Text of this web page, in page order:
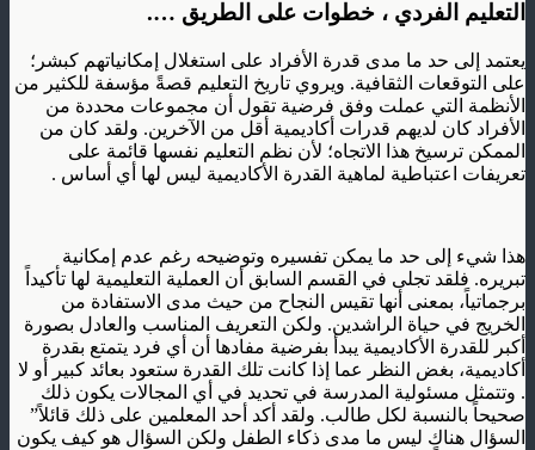
التعليم الفردي ، خطوات على الطريق ….
يعتمد إلى حد ما مدى قدرة الأفراد على استغلال إمكانياتهم كبشر؛
على التوقعات الثقافية. ويروي تاريخ التعليم قصةً مؤسفة للكثير من
الأنظمة التي عملت وفق فرضية تقول أن مجموعات محددة من
الأفراد كان لديهم قدرات أكاديمية أقل من الآخرين. ولقد كان من
الممكن ترسيخ هذا الاتجاه؛ لأن نظم التعليم نفسها قائمة على
تعريفات اعتباطية لماهية القدرة الأكاديمية ليس لها أي أساس .
هذا شيء إلى حد ما يمكن تفسيره وتوضيحه رغم عدم إمكانية
تبريره. فلقد تجلى في القسم السابق أن العملية التعليمية لها تأكيداً
برجماتياً، بمعنى أنها تقيس النجاح من حيث مدى الاستفادة من
الخريج في حياة الراشدين. ولكن التعريف المناسب والعادل بصورة
أكبر للقدرة الأكاديمية يبدأ بفرضية مفادها أن أي فرد يتمتع بقدرة
أكاديمية، بغض النظر عما إذا كانت تلك القدرة ستعود بعائد كبير أو لا
. وتتمثل مسئولية المدرسة في تحديد في أي المجالات يكون ذلك
صحيحاً بالنسبة لكل طالب. ولقد أكد أحد المعلمين على ذلك قائلاً”
السؤال هناك ليس ما مدى ذكاء الطفل ولكن السؤال هو كيف يكون